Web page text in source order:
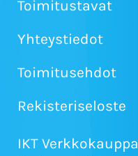
Toimitustavat
Yhteystiedot
Toimitusehdot
Rekisteriseloste
IKT Verkkokauppa